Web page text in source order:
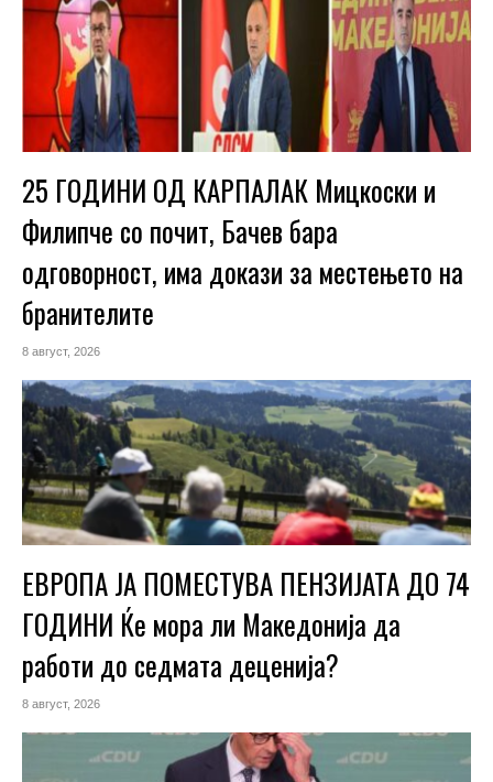
25 ГОДИНИ ОД КАРПАЛАК Мицкоски и
Филипче со почит, Бачев бара
одговорност, има докази за местењето на
бранителите
8 август, 2026
ЕВРОПА ЈА ПОМЕСТУВА ПЕНЗИЈАТА ДО 74
ГОДИНИ Ќе мора ли Македонија да
работи до седмата деценија?
8 август, 2026